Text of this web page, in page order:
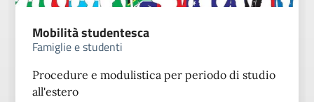
Mobilità studentesca
Famiglie e studenti
Procedure e modulistica per periodo di studio
all'estero